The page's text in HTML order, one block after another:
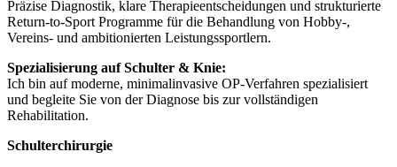
Präzise Diagnostik, klare Therapieentscheidungen und strukturierte
Return-to-Sport Programme für die Behandlung von Hobby-,
Vereins- und ambitionierten Leistungssportlern.
Spezialisierung auf Schulter & Knie:
Ich bin auf moderne, minimalinvasive OP-Verfahren spezialisiert
und begleite Sie von der Diagnose bis zur vollständigen
Rehabilitation.
Schulterchirurgie